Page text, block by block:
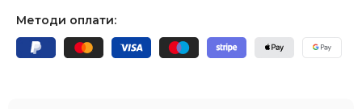
Методи оплати: